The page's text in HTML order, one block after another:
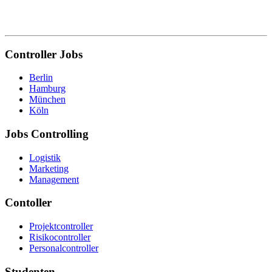
Controller Jobs
Berlin
Hamburg
München
Köln
Jobs Controlling
Logistik
Marketing
Management
Contoller
Projektcontroller
Risikocontroller
Personalcontroller